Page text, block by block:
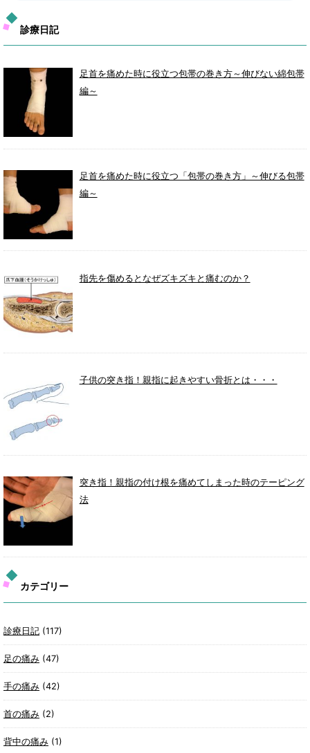
診療日記
足首を痛めた時に役立つ包帯の巻き方～伸びない綿包帯
編～
足首を痛めた時に役立つ「包帯の巻き方」～伸びる包帯
編～
指先を傷めるとなぜズキズキと痛むのか？
子供の突き指！親指に起きやすい骨折とは・・・
突き指！親指の付け根を痛めてしまった時のテーピング
法
カテゴリー
診療日記 (117)
足の痛み (47)
手の痛み (42)
首の痛み (2)
背中の痛み (1)